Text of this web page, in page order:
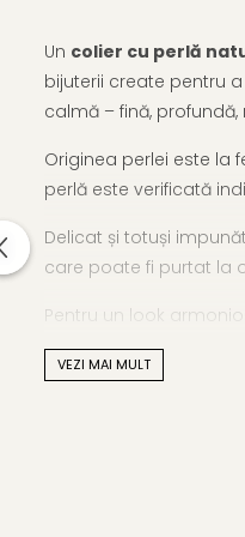
Un colier cu perlă
bijuterii create pentru
calmă – fină,
Originea perlei este la
perlă este verificată
Delicat și totuși
care poate fi purtat la
Pentru un look
Caracteristici
VEZI MAI MULT